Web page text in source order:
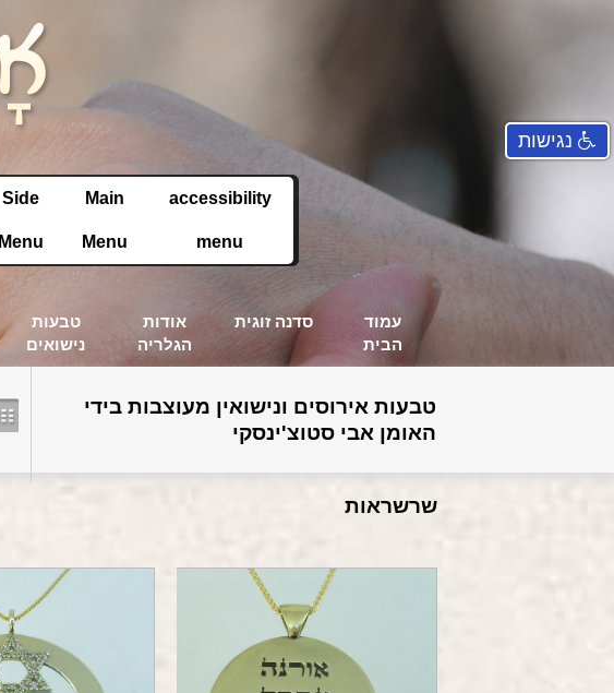
עמוד
הבית
סדנה זוגית
אודות
הגלריה
טבעות
נישואים
טבעות אירוסים ונישואין מעוצבות בידי
האומן אבי סטוצ'ינסקי
שרשראות
accessibility
menu
Main
Menu
Side
Menu
נגישות